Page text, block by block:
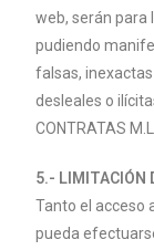
web, serán para
pudiendo
falsas,
desleales o
CONTRATAS M.
5.- LIMITACIÓN
Tanto el acceso
pueda